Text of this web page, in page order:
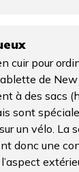
cuir pour
de New
à des sacs
sont
un vélo. La
donc une